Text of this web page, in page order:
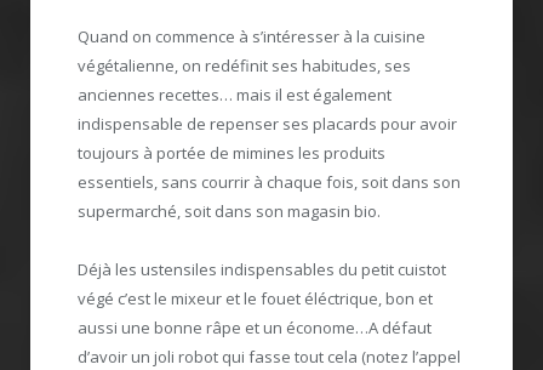
Quand on commence à s’intéresser à la cuisine
végétalienne, on redéfinit ses habitudes, ses
anciennes recettes… mais il est également
indispensable de repenser ses placards pour avoir
toujours à portée de mimines les produits
essentiels, sans courrir à chaque fois, soit dans son
supermarché, soit dans son magasin bio.
Déjà les ustensiles indispensables du petit cuistot
végé c’est le mixeur et le fouet éléctrique, bon et
aussi une bonne râpe et un économe…A défaut
d’avoir un joli robot qui fasse tout cela (notez l’appel